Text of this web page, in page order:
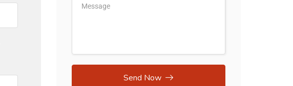
Send Now